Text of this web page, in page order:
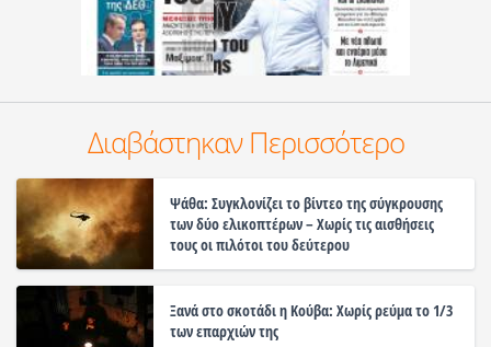
Διαβάστηκαν Περισσότερο
Ψάθα: Συγκλονίζει το βίντεο της σύγκρουσης
των δύο ελικοπτέρων – Χωρίς τις αισθήσεις
τους οι πιλότοι του δεύτερου
Ξανά στο σκοτάδι η Κούβα: Χωρίς ρεύμα το 1/3
των επαρχιών της